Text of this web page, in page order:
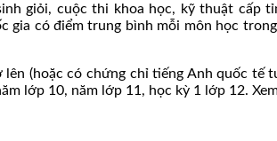
giỏi, cuộc thi khoa học, kỹ thuật cấp
có điểm trung bình mỗi môn học
(hoặc có chứng chỉ tiếng Anh quốc
lớp 10, năm lớp 11, học kỳ 1 lớp 12.